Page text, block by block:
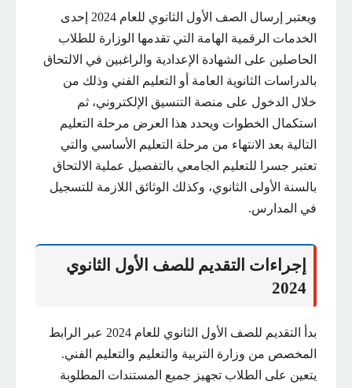
ويعتبر إرسال الصف الأول الثانوي للعام 2024 إحدى
الخدمات الرقمية الهامة التي تقدمها الوزارة للطلاب
الحاصلين على الشهادة الإعدادية والراغبين في الالتحاق
بالدراسات الثانوية العامة أو التعليم الفني وذلك من
خلال الدخول على منصة التنسيق الإلكتروني، ثم
استكمال الخطوات ويحدد هذا العرض مرحلة التعليم
التالية بعد الانتهاء من مرحلة التعليم الأساسي والتي
تعتبر جسرا للتعليم الجامعي بالتفصيل عملية الالتحاق
بالسنة الأولى الثانوي، وكذلك الوثائق اللازمة للتسجيل
في المدارس.
إجراءات التقديم للصف الأول الثانوي
2024
بدأ التقديم للصف الأول الثانوي للعام 2024 عبر الرابط
المخصص من وزارة التربية والتعليم والتعليم الفني.
يتعين على الطلاب تجهيز جميع المستندات المطلوبة